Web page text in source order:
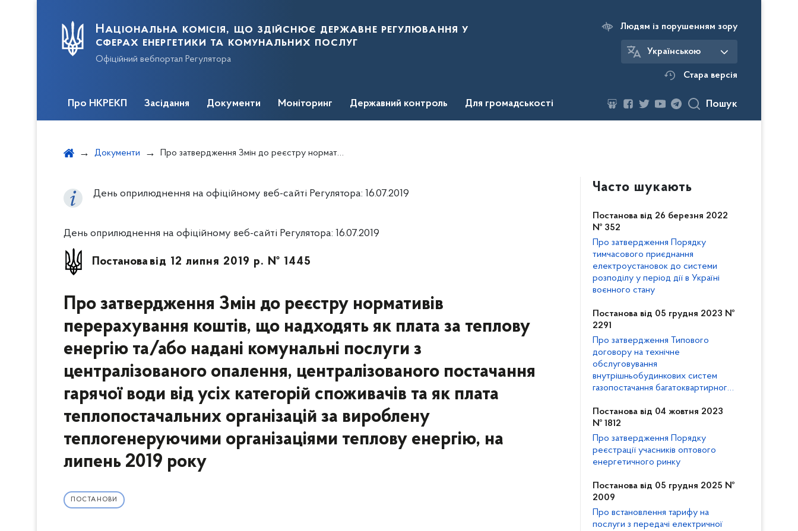
Національна комісія, що здійснює державне регулювання у
сферах енергетики та комунальних послуг
Офіційний вебпортал Регулятора
Людям із порушенням зору
Українською
Стара версія
Про НКРЕКП Засідання Документи Моніторинг Державний контроль Для громадськості Пошук
Документи Про затвердження Змін до реєстру нормативів перерахування коштів, що надходять як плата за теплову енергію та/або надані комунальні послуги з централізованого опалення, централізованого постачання гарячої води від усіх категорій споживачів та як плата теплопостачальних організацій за вироблену теплогенеруючими організаціями теплову енергію, на липень 2019 року
День оприлюднення на офіційному веб-сайті Регулятора: 16.07.2019
День оприлюднення на офіційному веб-сайті Регулятора: 16.07.2019
Постанова від 12 липня 2019 р. № 1445
Про затвердження Змін до реєстру нормативів
перерахування коштів, що надходять як плата за теплову
енергію та/або надані комунальні послуги з
централізованого опалення, централізованого постачання
гарячої води від усіх категорій споживачів та як плата
теплопостачальних організацій за вироблену
теплогенеруючими організаціями теплову енергію, на
липень 2019 року
ПОСТАНОВИ
Часто шукають
Постанова від 26 березня 2022
№ 352
Про затвердження Порядку
тимчасового приєднання
електроустановок до системи
розподілу у період дії в Україні
воєнного стану
Постанова від 05 грудня 2023 №
2291
Про затвердження Типового
договору на технічне
обслуговування
внутрішньобудинкових систем
газопостачання багатоквартирного
Кодексу газорозподільних систем
Постанова від 04 жовтня 2023
№ 1812
Про затвердження Порядку
реєстрації учасників оптового
енергетичного ринку
Постанова від 05 грудня 2025 №
2009
Про встановлення тарифу на
послуги з передачі електричної